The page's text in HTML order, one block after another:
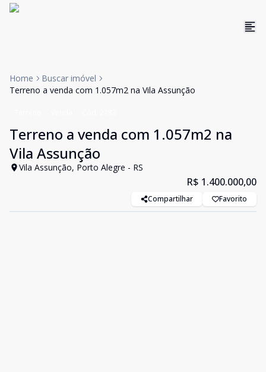
Home
Buscar imóvel
Terreno a venda com 1.057m2 na Vila Assunção
Terreno a venda com 1.057m2 na
Vila Assunção
Vila Assunção, Porto Alegre - RS
R$ 1.400.000,00
Compartilhar Favorito